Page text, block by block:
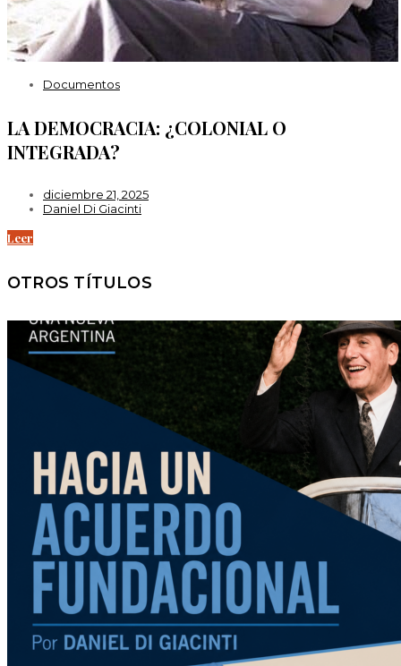
Documentos
LA DEMOCRACIA: ¿COLONIAL O
INTEGRADA?
diciembre 21, 2025
Daniel Di Giacinti
Leer
OTROS TÍTULOS